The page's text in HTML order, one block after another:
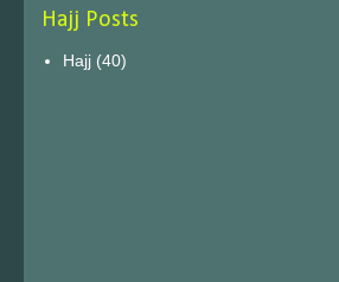
Hajj Posts
Hajj (40)